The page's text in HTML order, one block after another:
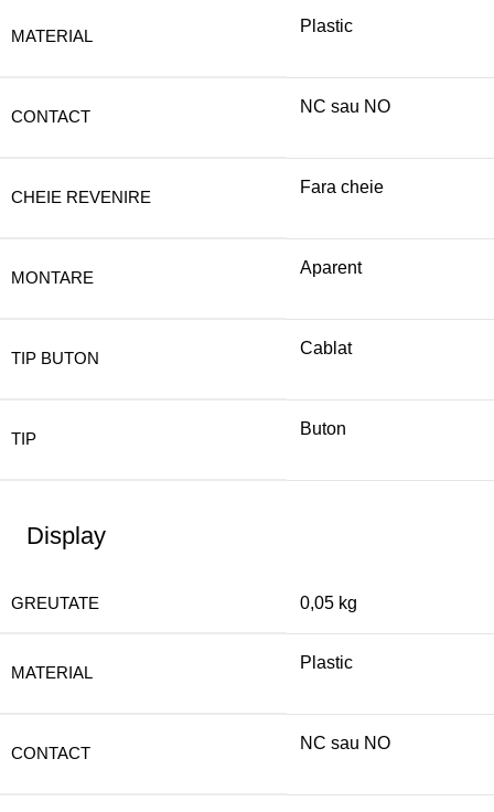
MATERIAL
Plastic
CONTACT
NC sau NO
CHEIE REVENIRE
Fara cheie
MONTARE
Aparent
TIP BUTON
Cablat
TIP
Buton
Display
GREUTATE 0,05 kg
MATERIAL
Plastic
CONTACT
NC sau NO